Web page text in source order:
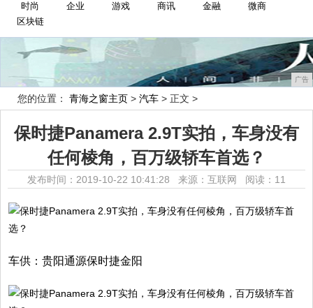
时尚
企业 游戏 商讯 金融
微商
区块链
广告
您的位置： 青海之窗主页 > 汽车 > 正文 >
保时捷Panamera 2.9T实拍，车身没有
任何棱角，百万级轿车首选？
发布时间：2019-10-22 10:41:28 来源：互联网 阅读：11
车供：贵阳通源保时捷金阳